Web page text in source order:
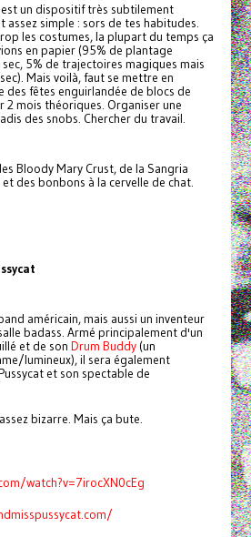
un dispositif très subtilement
assez simple : sors de tes habitudes.
les costumes, la plupart du temps ça
en papier (95% de plantage
5% de trajectoires magiques mais
Mais voilà, faut se mettre en
des fêtes enguirlandée de blocs de
2 mois théoriques. Organiser une
des snobs. Chercher du travail.
Bloody Mary Crust, de la Sangria
des bonbons à la cervelle de chat.
américain, mais aussi un inventeur
badass. Armé principalement d'un
et de son Drum Buddy(un
lumineux), il sera également
et son spectable de
bizarre. Mais ça bute.
watch?v=7irocXN0cEg